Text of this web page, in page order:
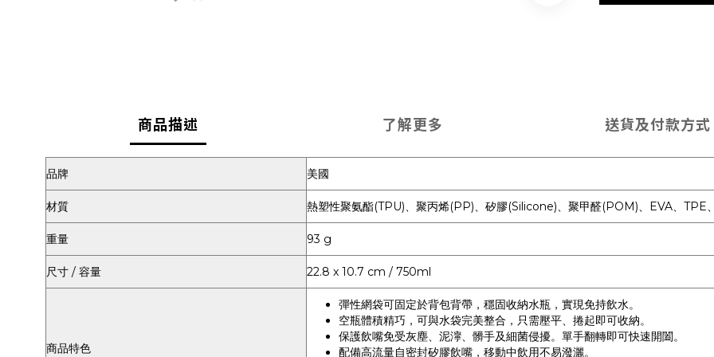
商品描述 了解更多 送貨及付款方式
品牌 美國
材質 熱塑性聚氨酯(TPU)、聚丙烯(PP)、矽膠(Silicone)、聚甲醛(POM)、EVA、TPE
重量 93 g
尺寸 / 容量 22.8 x 10.7 cm / 750ml
商品特色
彈性網袋可固定於背包背帶，穩固收納水瓶，實現免持飲水。
空瓶體積精巧，可與水袋完美整合，只需壓平、捲起即可收納。
保護飲嘴免受灰塵、泥濘、髒手及細菌侵擾。單手翻轉即可快速開闔。
配備高流量自密封矽膠飲嘴，移動中飲用不易潑灑。